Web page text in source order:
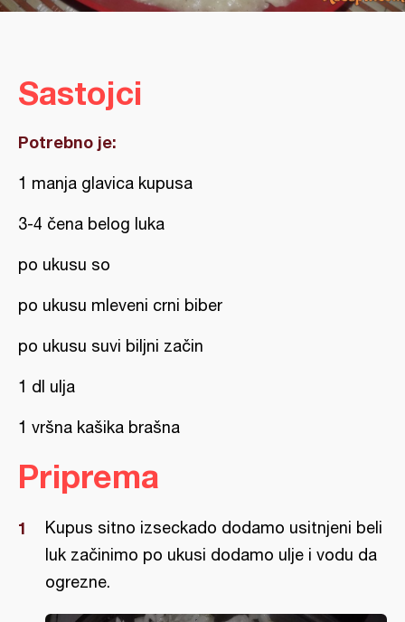
Sastojci
Potrebno je:
1 manja glavica kupusa
3-4 čena belog luka
po ukusu so
po ukusu mleveni crni biber
po ukusu suvi biljni začin
1 dl ulja
1 vršna kašika brašna
Priprema
Kupus sitno izseckado dodamo usitnjeni beli
luk začinimo po ukusi dodamo ulje i vodu da
ogrezne.